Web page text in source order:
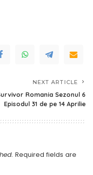
NEXT ARTICLE
Romania Sezonul 6
Episodul 31 de pe 14 Aprilie
Required fields are